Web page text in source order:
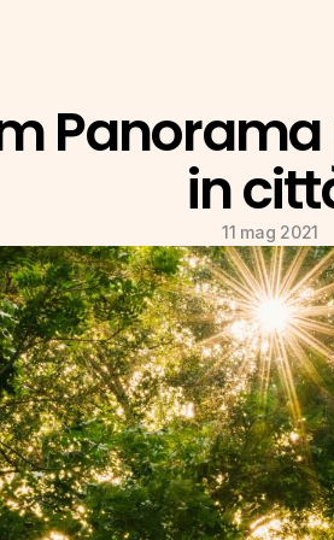
Panorama
in
11 mag 2021